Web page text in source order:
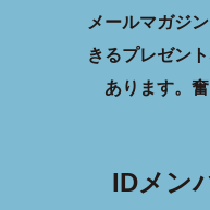
メールマガジ
きるプレゼン
あります。
IDメン